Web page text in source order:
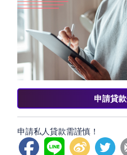
申請貸款
申請私人貸款需謹慎！